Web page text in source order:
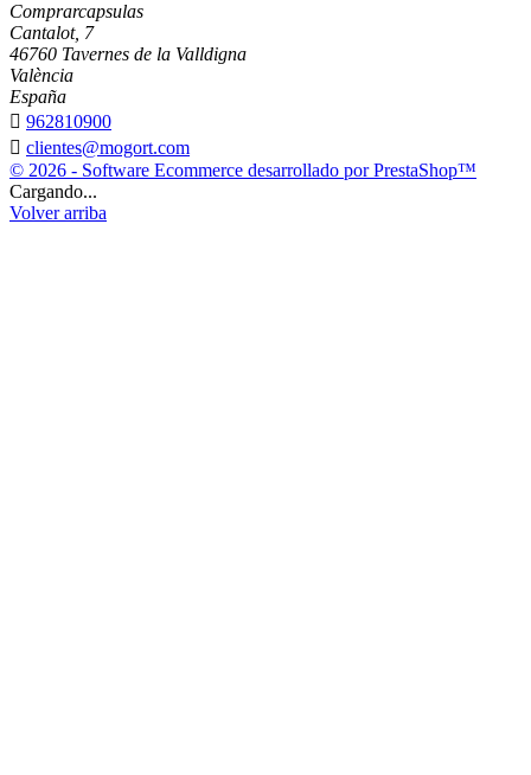
Comprarcapsulas
Cantalot, 7
46760 Tavernes de la Valldigna
València
España
 962810900
 clientes@mogort.com
© 2026 - Software Ecommerce desarrollado por PrestaShop™
Cargando...
Volver arriba